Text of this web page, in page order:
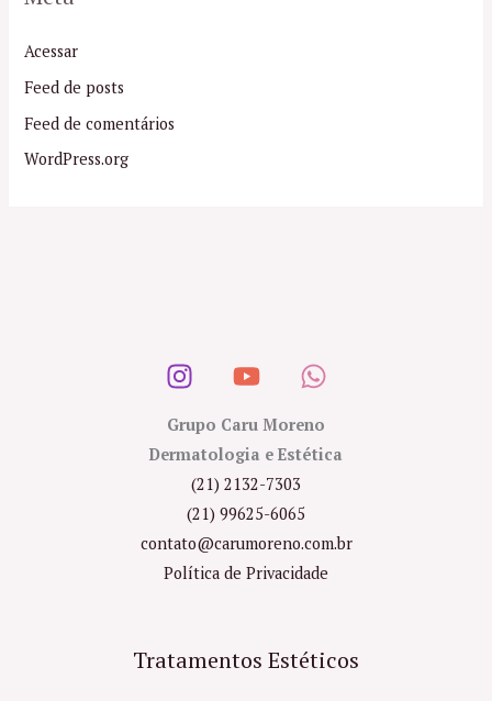
Acessar
Feed de posts
Feed de comentários
WordPress.org
Grupo Caru Moreno
Dermatologia e Estética
(21) 2132-7303
(21) 99625-6065
contato@carumoreno.com.br
Política de Privacidade
Tratamentos Estéticos